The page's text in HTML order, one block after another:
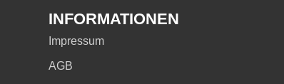
INFORMATIONEN
Impressum
AGB